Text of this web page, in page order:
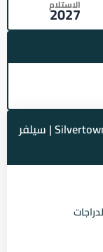
الاستلام
2027
ابرز خدمات Silvertown Lagoon Cabana North Coast | سيلفر